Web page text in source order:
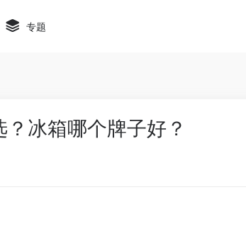
专题
冰箱哪个牌子好？